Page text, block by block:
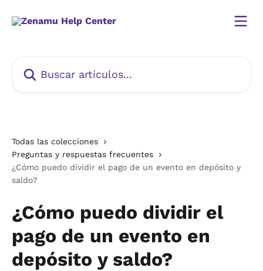
Todas las colecciones
Preguntas y respuestas frecuentes
¿Cómo puedo dividir el pago de un evento en depósito y
saldo?
¿Cómo puedo dividir el
pago de un evento en
depósito y saldo?